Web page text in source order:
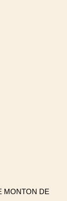
MONTON DE